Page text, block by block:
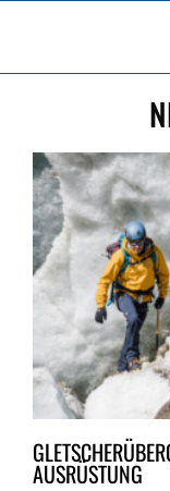
springen
AUSRÜSTUNG